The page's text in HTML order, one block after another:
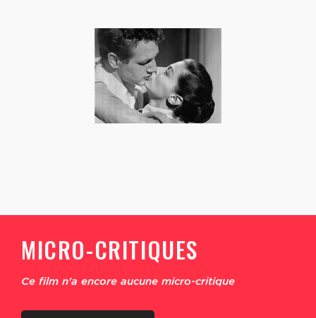
MICRO-CRITIQUES
Ce film n'a encore aucune micro-critique